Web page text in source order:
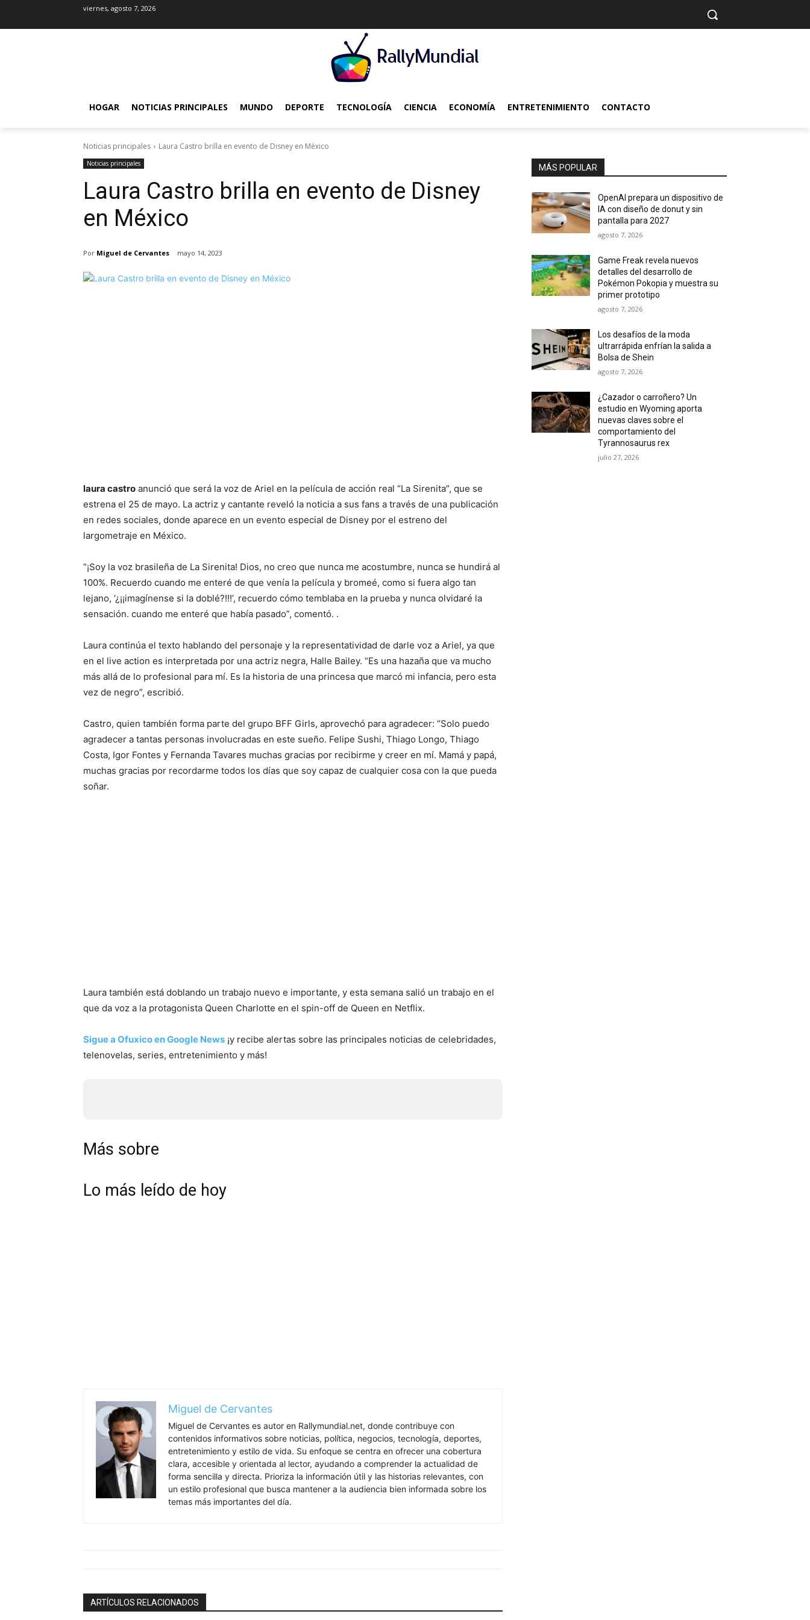
viernes, agosto 7, 2026
HOGAR NOTICIAS PRINCIPALES MUNDO DEPORTE TECNOLOGÍA CIENCIA ECONOMÍA ENTRETENIMIENTO CONTACTO
Noticias principales Laura Castro brilla en evento de Disney en México
Noticias principales
Laura Castro brilla en evento de Disney
en México
Por Miguel de Cervantes mayo 14, 2023
laura castro anunció que será la voz de Ariel en la película de acción real “La Sirenita”, que se
estrena el 25 de mayo. La actriz y cantante reveló la noticia a sus fans a través de una publicación
en redes sociales, donde aparece en un evento especial de Disney por el estreno del
largometraje en México.
“¡Soy la voz brasileña de La Sirenita! Dios, no creo que nunca me acostumbre, nunca se hundirá al
100%. Recuerdo cuando me enteré de que venía la película y bromeé, como si fuera algo tan
lejano, ‘¿¡¡imagínense si la doblé?!!!’, recuerdo cómo temblaba en la prueba y nunca olvidaré la
sensación. cuando me enteré que había pasado”, comentó. .
Laura continúa el texto hablando del personaje y la representatividad de darle voz a Ariel, ya que
en el live action es interpretada por una actriz negra, Halle Bailey. “Es una hazaña que va mucho
más allá de lo profesional para mí. Es la historia de una princesa que marcó mi infancia, pero esta
vez de negro”, escribió.
Castro, quien también forma parte del grupo BFF Girls, aprovechó para agradecer: “Solo puedo
agradecer a tantas personas involucradas en este sueño. Felipe Sushi, Thiago Longo, Thiago
Costa, Igor Fontes y Fernanda Tavares muchas gracias por recibirme y creer en mí. Mamá y papá,
muchas gracias por recordarme todos los días que soy capaz de cualquier cosa con la que pueda
soñar.
Laura también está doblando un trabajo nuevo e importante, y esta semana salió un trabajo en el
que da voz a la protagonista Queen Charlotte en el spin-off de Queen en Netflix.
Sigue a Ofuxico en Google News ¡y recibe alertas sobre las principales noticias de celebridades,
telenovelas, series, entretenimiento y más!
Más sobre
Lo más leído de hoy
Miguel de Cervantes
Miguel de Cervantes es autor en Rallymundial.net, donde contribuye con
contenidos informativos sobre noticias, política, negocios, tecnología, deportes,
entretenimiento y estilo de vida. Su enfoque se centra en ofrecer una cobertura
clara, accesible y orientada al lector, ayudando a comprender la actualidad de
forma sencilla y directa. Prioriza la información útil y las historias relevantes, con
un estilo profesional que busca mantener a la audiencia bien informada sobre los
temas más importantes del día.
ARTÍCULOS RELACIONADOS
MÁS POPULAR
OpenAI prepara un dispositivo de
IA con diseño de donut y sin
pantalla para 2027
agosto 7, 2026
Game Freak revela nuevos
detalles del desarrollo de
Pokémon Pokopia y muestra su
primer prototipo
agosto 7, 2026
Los desafíos de la moda
ultrarrápida enfrían la salida a
Bolsa de Shein
agosto 7, 2026
¿Cazador o carroñero? Un
estudio en Wyoming aporta
nuevas claves sobre el
comportamiento del
Tyrannosaurus rex
julio 27, 2026